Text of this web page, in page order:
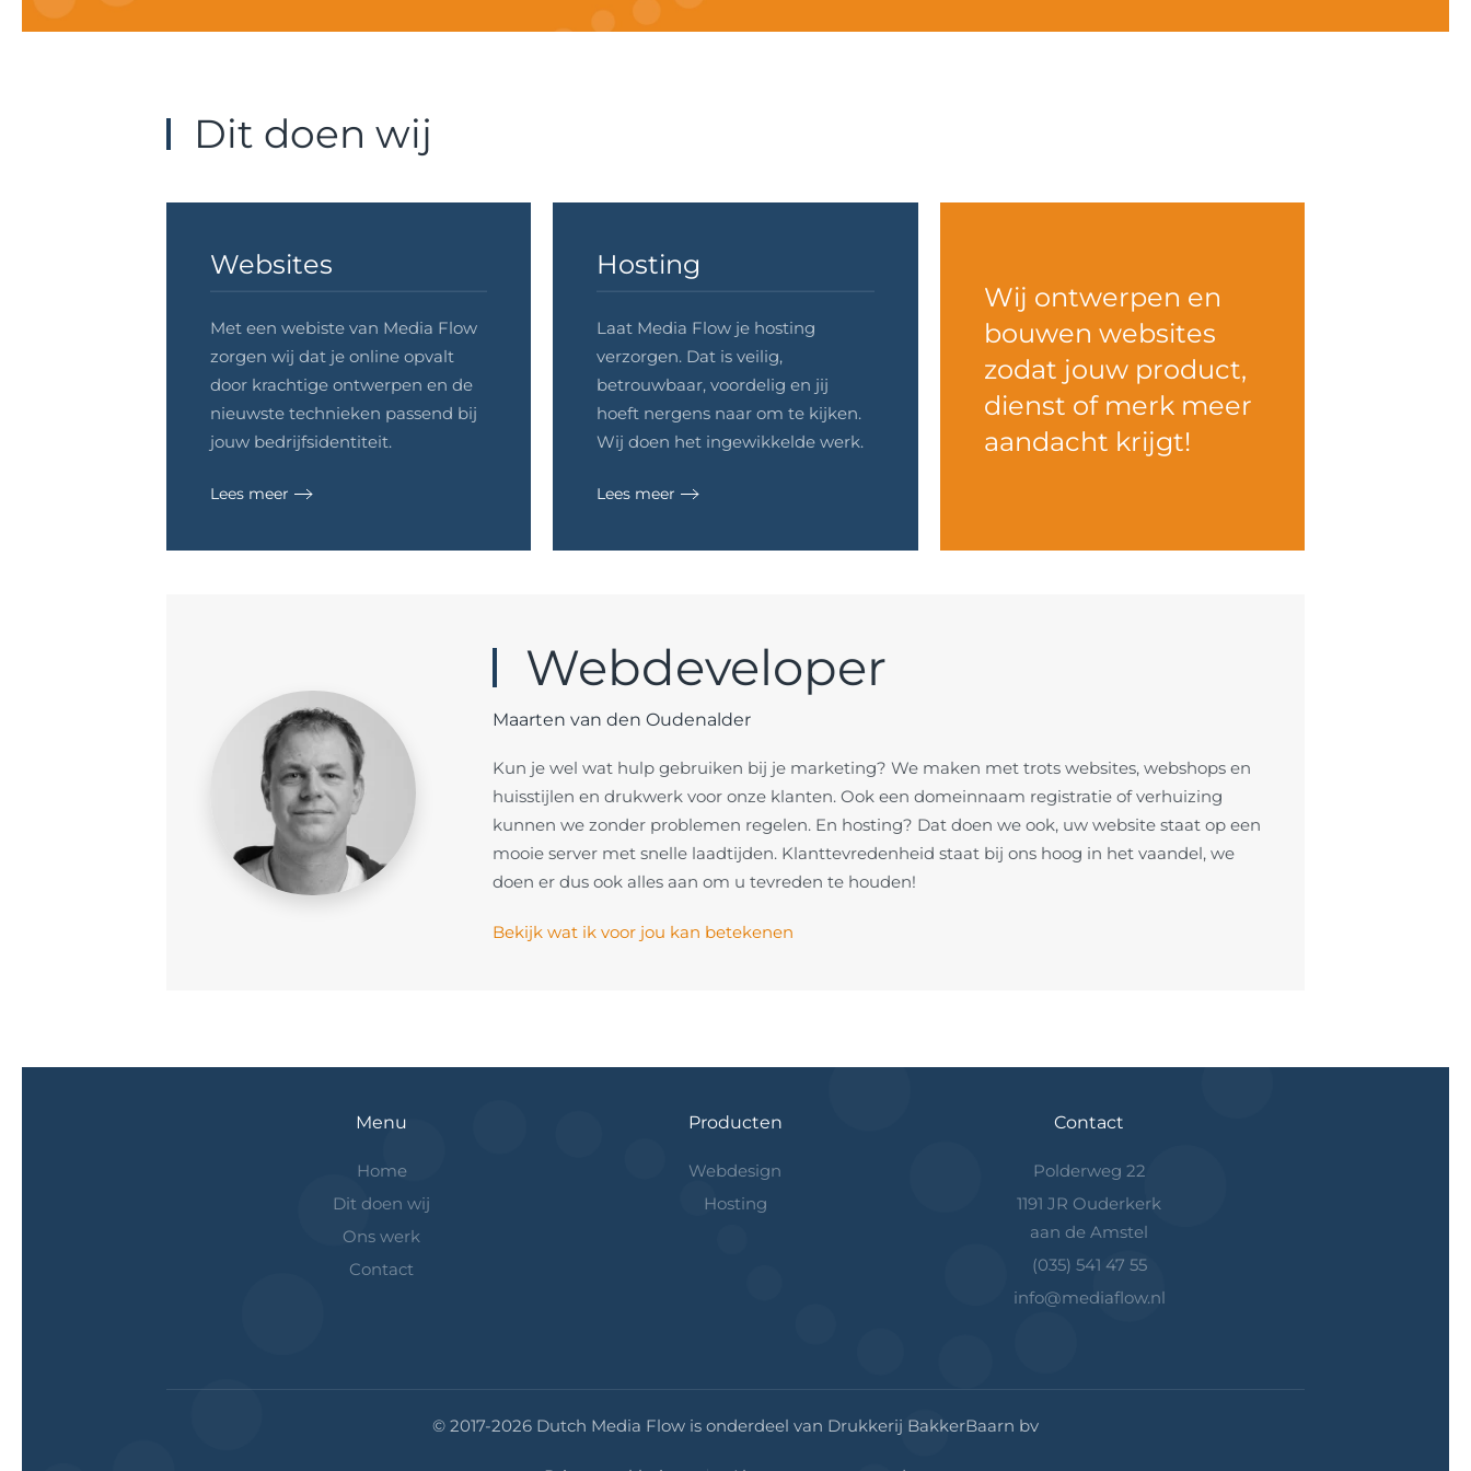
Dit doen wij
Websites
Met een webiste van Media Flow
zorgen wij dat je online opvalt
door krachtige ontwerpen en de
nieuwste technieken passend bij
jouw bedrijfsidentiteit.
Lees meer
Hosting
Laat Media Flow je hosting
verzorgen. Dat is veilig,
betrouwbaar, voordelig en jij
hoeft nergens naar om te kijken.
Wij doen het ingewikkelde werk.
Lees meer
Wij ontwerpen en
bouwen websites
zodat jouw product,
dienst of merk meer
aandacht krijgt!
Webdeveloper
Maarten van den Oudenalder
Kun je wel wat hulp gebruiken bij je marketing? We maken met trots websites, webshops en
huisstijlen en drukwerk voor onze klanten. Ook een domeinnaam registratie of verhuizing
kunnen we zonder problemen regelen. En hosting? Dat doen we ook, uw website staat op een
mooie server met snelle laadtijden. Klanttevredenheid staat bij ons hoog in het vaandel, we
doen er dus ook alles aan om u tevreden te houden!
Bekijk wat ik voor jou kan betekenen
Menu
Home
Dit doen wij
Ons werk
Contact
Producten
Webdesign
Hosting
Contact
Polderweg 22
1191 JR Ouderkerk
aan de Amstel
(035) 541 47 55
info@mediaflow.nl
© 2017-2026 Dutch Media Flow is onderdeel van Drukkerij BakkerBaarn bv